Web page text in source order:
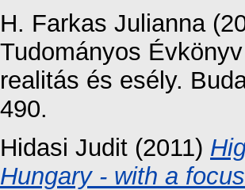
H. Farkas Julianna
Tudományos
realitás és esély.
490.
Hidasi Judit (2011)
Hungary - with a